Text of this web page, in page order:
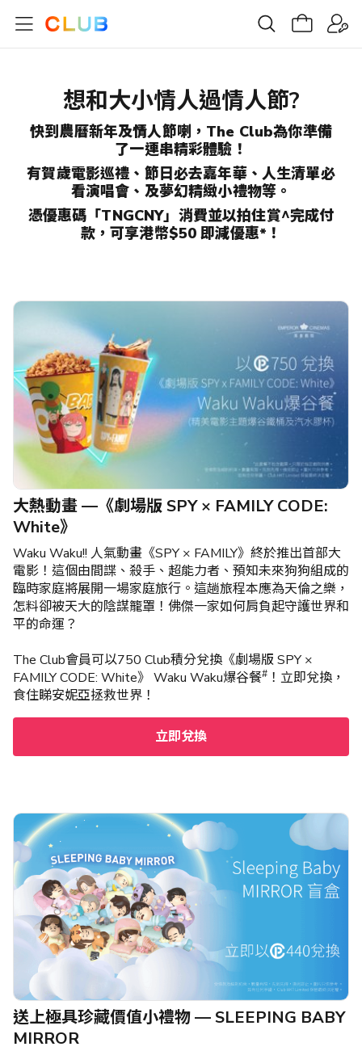
想和大小情人過情人節?
快到農曆新年及情人節喇，The Club為你準備
了一連串精彩體驗！
有賀歲電影巡禮、節日必去嘉年華、人生清單必
看演唱會、及夢幻精緻小禮物等。
憑優惠碼「TNGCNY」消費並以拍住賞^完成付
款，可享港幣$50 即減優惠*！
大熱動畫 —《劇場版 SPY × FAMILY CODE:
White》
Waku Waku!! 人氣動畫《SPY × FAMILY》終於推出首部大
電影！這個由間諜、殺手、超能力者、預知未來狗狗組成的
臨時家庭將展開一場家庭旅行。這趟旅程本應為天倫之樂，
怎料卻被天大的陰謀籠罩！佛傑一家如何肩負起守護世界和
平的命運？
The Club會員可以750 Club積分兌換《劇場版 SPY ×
FAMILY CODE: White》 Waku Waku爆谷餐# ！立即兌換，
食住睇安妮亞拯救世界！
立即兌換
送上極具珍藏價值小禮物 — SLEEPING BABY
MIRROR